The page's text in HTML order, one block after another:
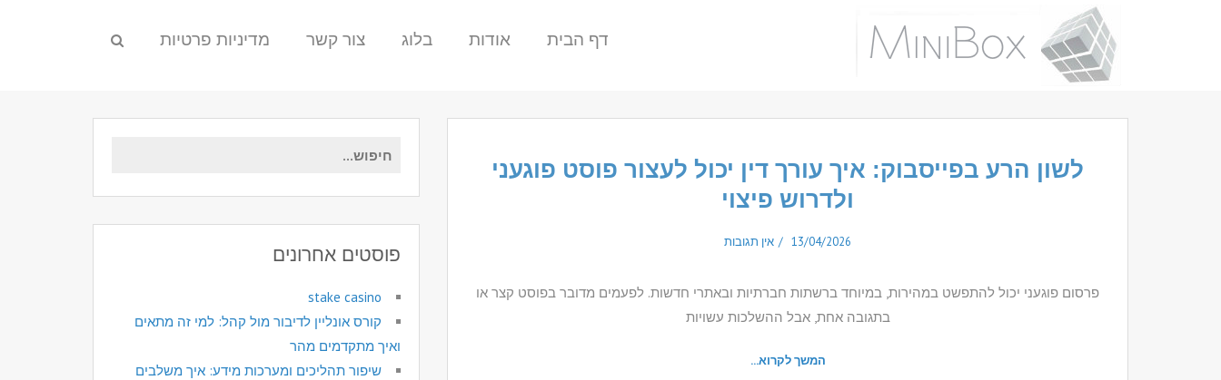
דף הבית אודות בלוג צור קשר מדיניות פרטיות
לשון הרע בפייסבוק: איך עורך דין יכול לעצור פוסט פוגעני
ולדרוש פיצוי
13/04/2026 אין תגובות
פרסום פוגעני יכול להתפשט במהירות, במיוחד ברשתות חברתיות ובאתרי חדשות. לפעמים מדובר בפוסט קצר או
בתגובה אחת, אבל ההשלכות עשויות
המשך לקרוא...
חיפוש
פוסטים אחרונים
stake casino
קורס אונליין לדיבור מול קהל: למי זה מתאים
ואיך מתקדמים מהר
שיפור תהליכים ומערכות מידע: איך משלבים